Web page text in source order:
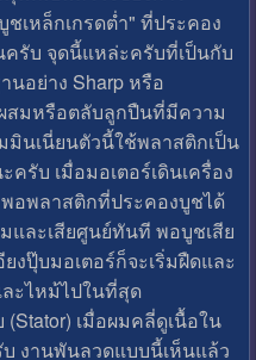
เหล็กเกรดต่ำ" ที่ประคอง
รับ จุดนี้แหล่ะครับที่เป็นกับ
อย่าง Sharp หรือ
สมหรือตลับลูกปืนที่มีความ
นเนี่ยนตัวนี้ใช้พลาสติกเป็น
รับ เมื่อมอเตอร์เดินเครื่อง
อพลาสติกที่ประคองบูชได้
ละเสียศูนย์ทันที พอบูชเสีย
งปุ๊บมอเตอร์ก็จะเริ่มฝืดและ
ะไหม้ไปในที่สุด
เมื่อผมคลี่ดูเนื้อใน
งานพันลวดแบบนี้เห็นแล้ว